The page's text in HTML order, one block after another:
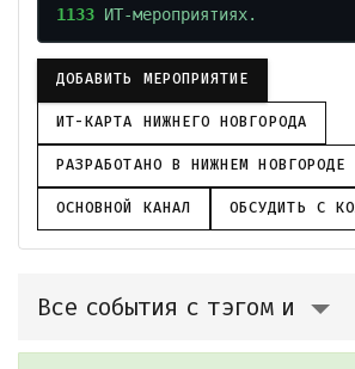
1133 ИТ-мероприятиях.
ДОБАВИТЬ МЕРОПРИЯТИЕ
ИТ-КАРТА НИЖНЕГО НОВГОРОДА
РАЗРАБОТАНО В НИЖНЕМ НОВГОРОДЕ
ОСНОВНОЙ КАНАЛ ОБСУДИТЬ С
Все события с тэгом и